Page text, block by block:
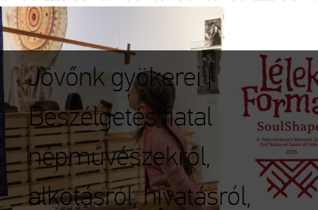
Jövőnk gyökerei |
Beszélgetés fiatal
népművészekről,
alkotásról, hivatásról,